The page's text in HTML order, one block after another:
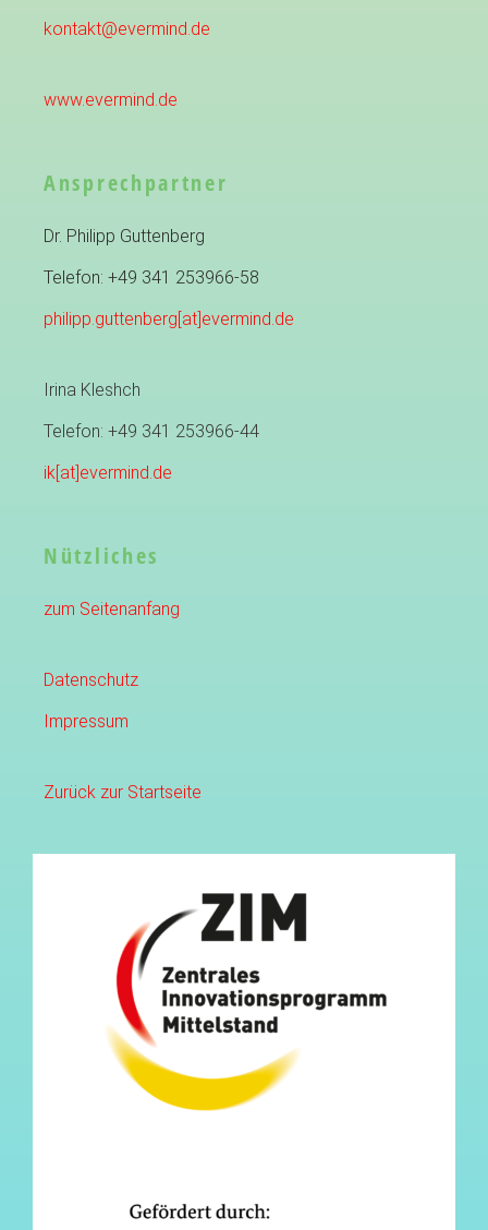
kontakt@evermind.de
www.evermind.de
Ansprechpartner
Dr. Philipp Guttenberg
Telefon: +49 341 253966-58
philipp.guttenberg[at]evermind.de
Irina Kleshch
Telefon: +49 341 253966-44
ik[at]evermind.de
Nützliches
zum Seitenanfang
Datenschutz
Impressum
Zurück zur Startseite